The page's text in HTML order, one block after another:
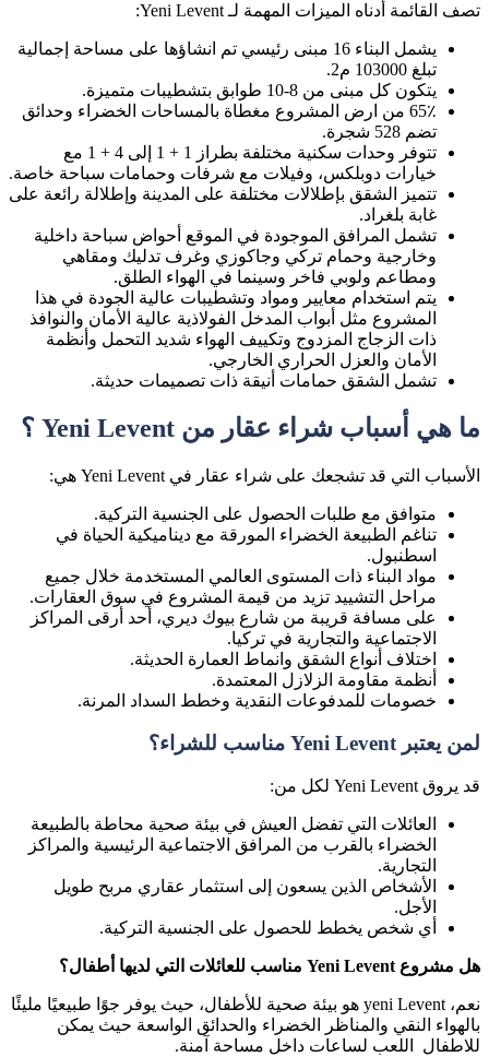
تصف القائمة أدناه الميزات المهمة لـ Yeni Levent:
يشمل البناء 16 مبنى رئيسي تم انشاؤها على مساحة إجمالية
تبلغ 103000 م2.
يتكون كل مبنى من 8-10 طوابق بتشطيبات متميزة.
65٪ من ارض المشروع مغطاة بالمساحات الخضراء وحدائق
تضم 528 شجرة.
تتوفر وحدات سكنية مختلفة بطراز 1 + 1 إلى 4 + 1 مع
خيارات دوبلكس، وفيلات مع شرفات وحمامات سباحة خاصة.
تتميز الشقق بإطلالات مختلفة على المدينة وإطلالة رائعة على
غابة بلغراد.
تشمل المرافق الموجودة في الموقع أحواض سباحة داخلية
وخارجية وحمام تركي وجاكوزي وغرف تدليك ومقاهي
ومطاعم ولوبي فاخر وسينما في الهواء الطلق.
يتم استخدام معايير ومواد وتشطيبات عالية الجودة في هذا
المشروع مثل أبواب المدخل الفولاذية عالية الأمان والنوافذ
ذات الزجاج المزدوج وتكييف الهواء شديد التحمل وأنظمة
الأمان والعزل الحراري الخارجي.
تشمل الشقق حمامات أنيقة ذات تصميمات حديثة.
ما هي أسباب شراء عقار من Yeni Levent ؟
الأسباب التي قد تشجعك على شراء عقار في Yeni Levent هي:
متوافق مع طلبات الحصول على الجنسية التركية.
تناغم الطبيعة الخضراء المورقة مع ديناميكية الحياة في
اسطنبول.
مواد البناء ذات المستوى العالمي المستخدمة خلال جميع
مراحل التشييد تزيد من قيمة المشروع في سوق العقارات.
على مسافة قريبة من شارع بيوك ديري، أحد أرقى المراكز
الاجتماعية والتجارية في تركيا.
اختلاف أنواع الشقق وانماط العمارة الحديثة.
أنظمة مقاومة الزلازل المعتمدة.
خصومات للمدفوعات النقدية وخطط السداد المرنة.
لمن يعتبر Yeni Levent مناسب للشراء؟
قد يروق Yeni Levent لكل من:
العائلات التي تفضل العيش في بيئة صحية محاطة بالطبيعة
الخضراء بالقرب من المرافق الاجتماعية الرئيسية والمراكز
التجارية.
الأشخاص الذين يسعون إلى استثمار عقاري مربح طويل
الأجل.
أي شخص يخطط للحصول على الجنسية التركية.
هل مشروع Yeni Levent مناسب للعائلات التي لديها أطفال؟
نعم، yeni Levent هو بيئة صحية للأطفال، حيث يوفر جوًا طبيعيًا مليئًا
بالهواء النقي والمناظر الخضراء والحدائق الواسعة حيث يمكن
للاطفال اللعب لساعات داخل مساحة آمنة.